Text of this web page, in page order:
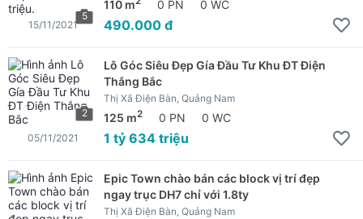
5
110 m 0 PN 0 WC
490.000 đ
15/11/2021
2
Lô Góc Siêu Đẹp Gía Đầu Tư Khu ĐT Điện
Thắng Bắc
Thị Xã Điện Bàn, Quảng Nam
125 m2 0 PN 0 WC
1 tỷ 634 triệu
05/11/2021
Epic Town chào bán các block vị trí đẹp
ngay trục DH7 chỉ với 1.8ty
Thị Xã Điện Bàn, Quảng Nam